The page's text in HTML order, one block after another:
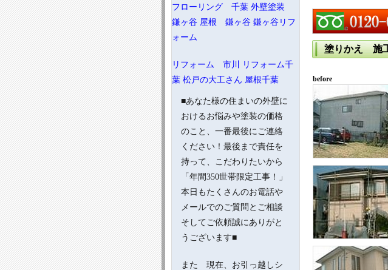
フローリング 千葉 外壁塗装
鎌ヶ谷 屋根 鎌ヶ谷 鎌ヶ谷リフ
ォーム
リフォーム 市川
リフォーム千
葉 松戸の大工さん 屋根千葉
■あなた様の住まいの外壁に
おけるお悩みや塗装の価格
のこと、一番最後にご連絡
ください！最後まで責任を
持って、こだわりたいから
「年間350世帯限定工事！」
本日もたくさんのお電話や
メールでのご質問とご相談
そしてご依頼誠にありがと
うございます■
また 現在、お引っ越しシ
塗りかえ 施
before